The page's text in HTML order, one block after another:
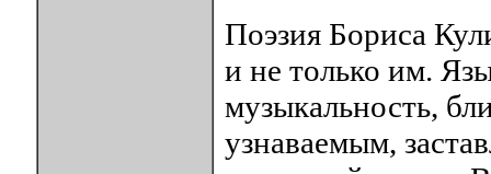
Поэзия Бориса
и не только им.
музыкальность,
узнаваемым,